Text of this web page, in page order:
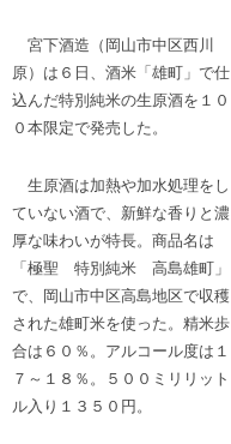
宮下酒造（岡山市中区西川
原）は６日、酒米「雄町」で仕
込んだ特別純米の生原酒を１０
０本限定で発売した。
生原酒は加熱や加水処理をし
ていない酒で、新鮮な香りと濃
厚な味わいが特長。商品名は
「極聖 特別純米 高島雄町」
で、岡山市中区高島地区で収穫
された雄町米を使った。精米歩
合は６０％。アルコール度は１
７～１８％。５００ミリリット
ル入り１３５０円。